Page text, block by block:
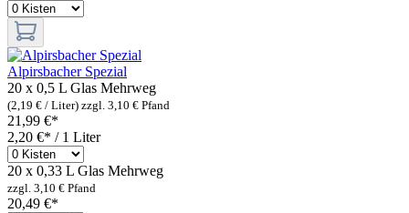
Alpirsbacher Spezial
20 x 0,5 L Glas Mehrweg
(2,19 € / Liter) zzgl. 3,10 € Pfand
21,99 €*
2,20 €* / 1 Liter
20 x 0,33 L Glas Mehrweg
zzgl. 3,10 € Pfand
20,49 €*